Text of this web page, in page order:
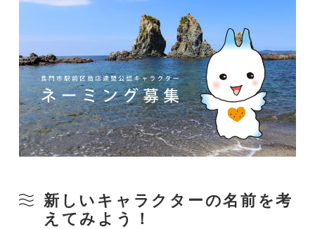
新しいキャラクターの名前を考
えてみよう！